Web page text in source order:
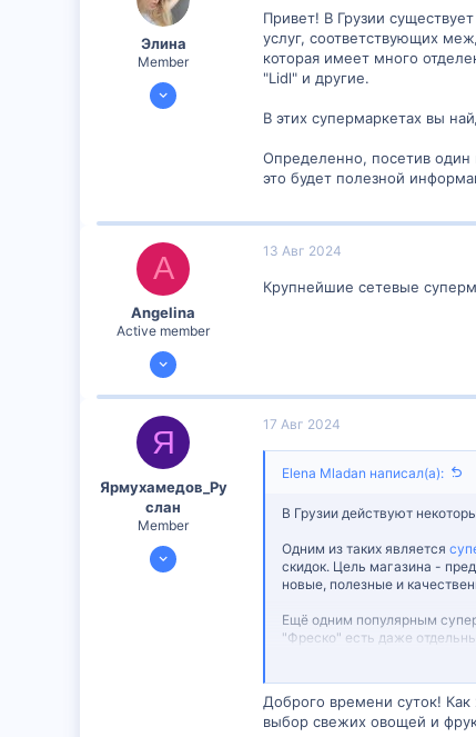
Элина
Member
3 Фев 2024
Привет! В Грузии
услуг, соответствующих
которая имеет много
"Lidl" и другие.
В этих супермаркетах вы
Определенно, посетив один
это будет полезной
A
Angelina
Active member
24 Июл 2024
13 Авг 2024
Крупнейшие сетевые
Я
Ярмухамедов_Ру
слан
Member
10 Авг 2024
17 Авг 2024
Elena Mladan написал(а):
В Грузии действуют
Одним из таких является
скидок. Цель магазина -
новые, полезные и
Ещё одним популярным
"Фреско" есть даже
расположен, есть
В Грузии также действует
алкогольные напитки. Сеть
Доброго времени суток!
выбор свежих овощей и